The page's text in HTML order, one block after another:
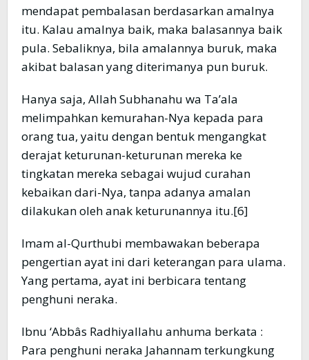
mendapat pembalasan berdasarkan amalnya
itu. Kalau amalnya baik, maka balasannya baik
pula. Sebaliknya, bila amalannya buruk, maka
akibat balasan yang diterimanya pun buruk.
Hanya saja, Allah Subhanahu wa Ta’ala
melimpahkan kemurahan-Nya kepada para
orang tua, yaitu dengan bentuk mengangkat
derajat keturunan-keturunan mereka ke
tingkatan mereka sebagai wujud curahan
kebaikan dari-Nya, tanpa adanya amalan
dilakukan oleh anak keturunannya itu.[6]
Imam al-Qurthubi membawakan beberapa
pengertian ayat ini dari keterangan para ulama.
Yang pertama, ayat ini berbicara tentang
penghuni neraka.
Ibnu ‘Abbâs Radhiyallahu anhuma berkata :
Para penghuni neraka Jahannam terkungkung